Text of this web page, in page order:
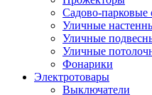
Садово-парковые
Уличные
Уличные
Уличные
Фонарики
Электротовары
Выключатели